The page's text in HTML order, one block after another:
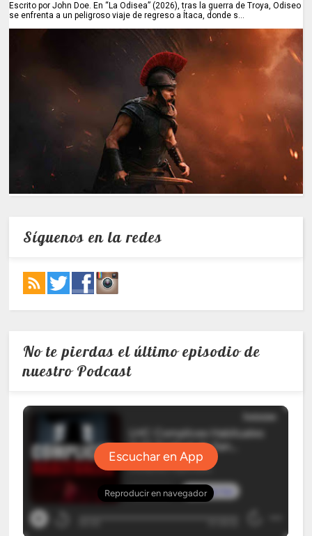
Escrito por John Doe. En “La Odisea” (2026), tras la guerra de Troya, Odiseo
se enfrenta a un peligroso viaje de regreso a Ítaca, donde s...
Síguenos en la redes
No te pierdas el último episodio de
nuestro Podcast